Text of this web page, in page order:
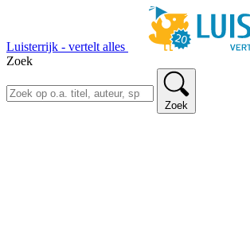
Luisterrijk - vertelt alles
Zoek
Zoek